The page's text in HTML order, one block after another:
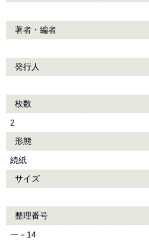
著者・編者
発行人
枚数
2
形態
続紙
サイズ
整理番号
一－14